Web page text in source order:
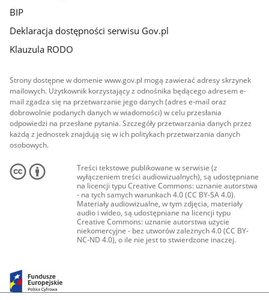
BIP
Deklaracja dostępności serwisu Gov.pl
Klauzula RODO
Strony dostępne w domenie www.gov.pl mogą zawierać adresy skrzynek
mailowych. Użytkownik korzystający z odnośnika będącego adresem e-
mail zgadza się na przetwarzanie jego danych (adres e-mail oraz
dobrowolnie podanych danych w wiadomości) w celu przesłania
odpowiedzi na przesłane pytania. Szczegóły przetwarzania danych przez
każdą z jednostek znajdują się w ich politykach przetwarzania danych
osobowych.
Treści tekstowe publikowane w serwisie (z
wyłączeniem treści audiowizualnych), są udostępniane
na licencji typu Creative Commons: uznanie autorstwa
- na tych samych warunkach 4.0 (CC BY-SA 4.0).
Materiały audiowizualne, w tym zdjęcia, materiały
audio i wideo, są udostępniane na licencji typu
Creative Commons: uznanie autorstwa użycie
niekomercyjne - bez utworów zależnych 4.0 (CC BY-
NC-ND 4.0), o ile nie jest to stwierdzone inaczej.